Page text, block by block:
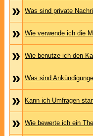
» Was sind private
» Wie verwende ich die
» Wie benutze ich den
» Was sind
» Kann ich Umfragen
» Wie bewerte ich ein